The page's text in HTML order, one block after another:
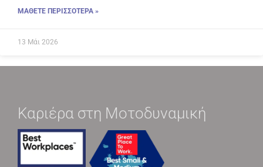
ΜΑΘΕΤΕ ΠΕΡΙΣΣΟΤΕΡΑ »
13 Μάι 2026
Καριέρα στη Μοτοδυναμική